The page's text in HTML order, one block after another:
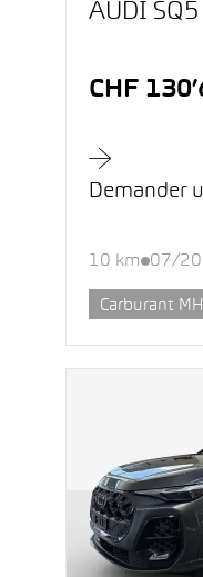
AUDI SQ5
CHF
Demander
10 km 07/
Carburant